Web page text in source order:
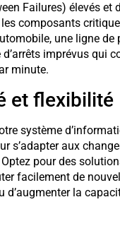
Failures) élevés et
composants
une ligne de
imprévus qui
minute.
et flexibilité
système
s’adapter aux
pour des
facilement de
d’augmenter la